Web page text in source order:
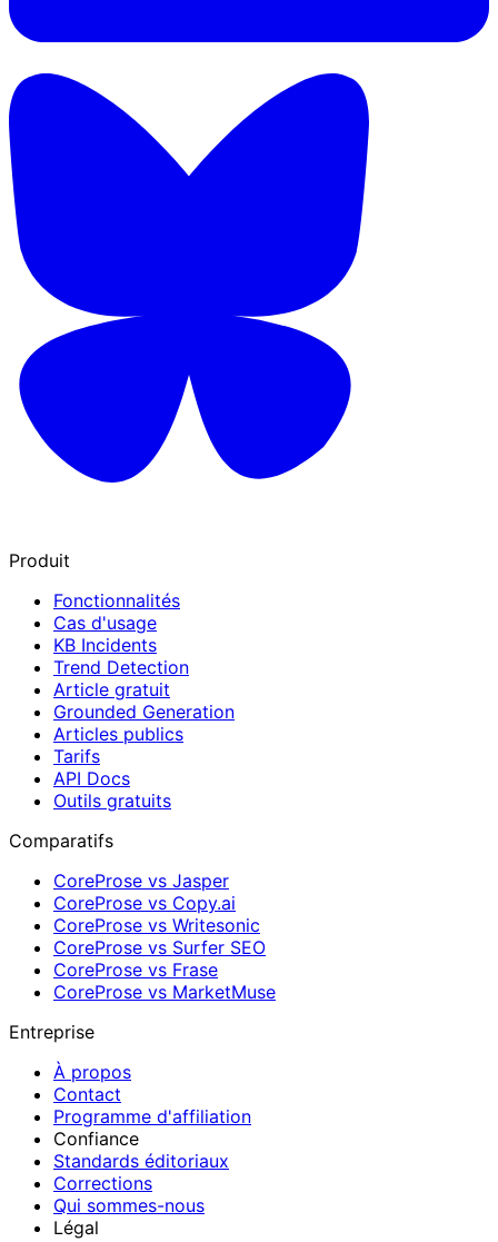
Produit
Fonctionnalités
Cas d'usage
KB Incidents
Trend Detection
Article gratuit
Grounded Generation
Articles publics
Tarifs
API Docs
Outils gratuits
Comparatifs
CoreProse vs Jasper
CoreProse vs Copy.ai
CoreProse vs Writesonic
CoreProse vs Surfer SEO
CoreProse vs Frase
CoreProse vs MarketMuse
Entreprise
À propos
Contact
Programme d'affiliation
Confiance
Standards éditoriaux
Corrections
Qui sommes-nous
Légal